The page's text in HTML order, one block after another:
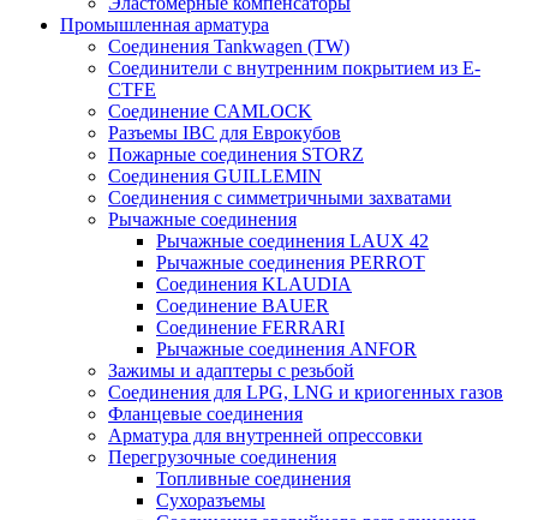
Промышленная арматура
Соединения Tankwagen (TW)
Соединители с внутренним покрытием из E-
CTFE
Соединение CAMLOCK
Разъемы IBC для Еврокубов
Пожарные соединения STORZ
Соединения GUILLEMIN
Соединения с симметричными захватами
Рычажные соединения
Рычажные соединения LAUX 42
Рычажные соединения PERROT
Соединения KLAUDIA
Соединение BAUER
Соединение FERRARI
Рычажные соединения ANFOR
Зажимы и адаптеры с резьбой
Соединения для LPG, LNG и криогенных газов
Фланцевые соединения
Арматура для внутренней опрессовки
Перегрузочные соединения
Топливные соединения
Сухоразъемы